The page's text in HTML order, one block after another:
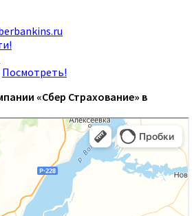
Посмотреть!
«Сбер Страхование» в